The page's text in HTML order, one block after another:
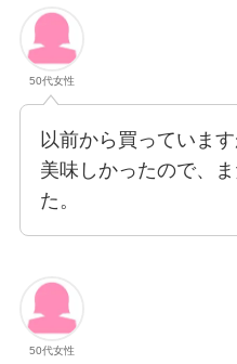
50代女性
以前から買っていま
美味しかったので、
た。
50代女性